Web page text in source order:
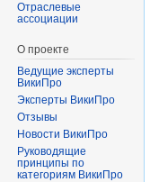
Отраслевые
ассоциации
О проекте
Ведущие эксперты
ВикиПро
Эксперты ВикиПро
Отзывы
Новости ВикиПро
Руководящие
принципы по
категориям ВикиПро